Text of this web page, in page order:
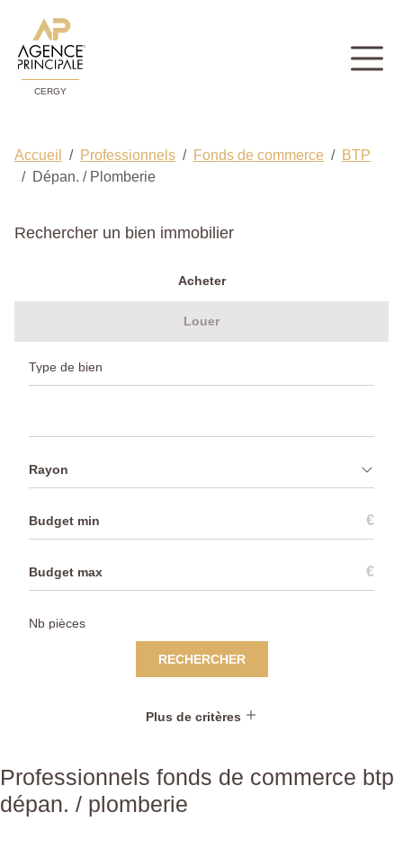
CERGY
Accueil Professionnels Fonds de commerce
BTP
Dépan. / Plomberie
Rechercher un bien immobilier
Acheter
Louer
Rayon
€
€
RECHERCHER
Plus de critères
Professionnels fonds de commerce btp
dépan. / plomberie